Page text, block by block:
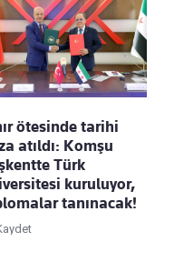
ötesinde tarihi
atıldı: Komşu
Türk
kuruluyor,
tanınacak!